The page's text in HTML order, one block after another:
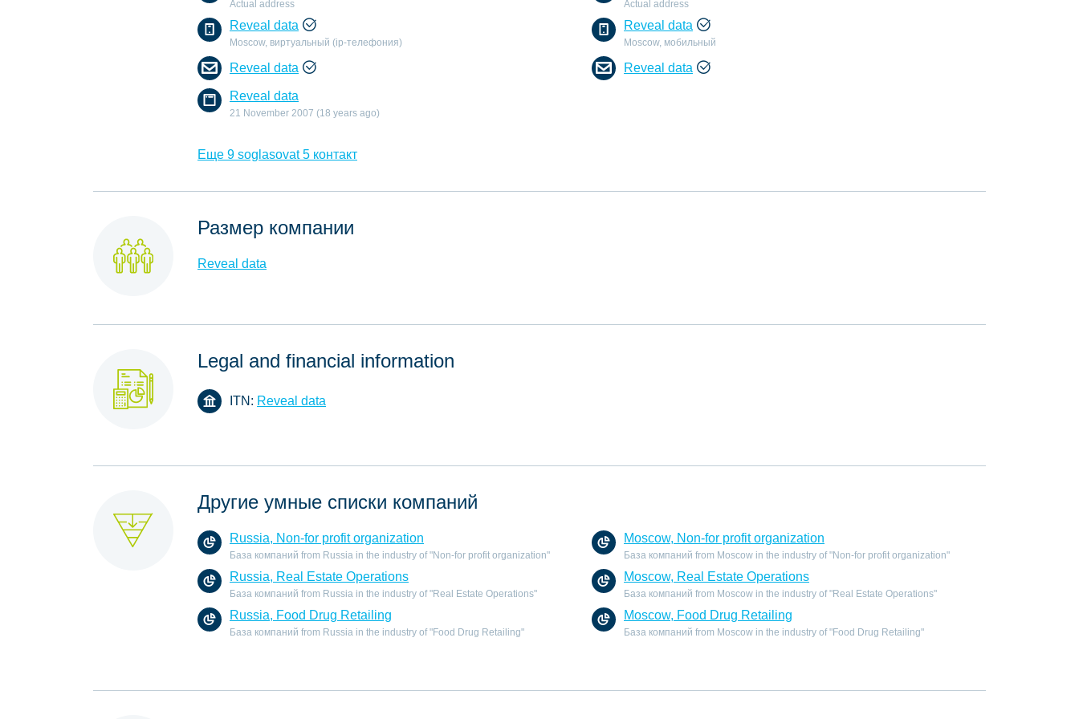
Actual address Actual address
Reveal data
Moscow, виртуальный (ip-телефония)
Reveal data
Moscow, мобильный
Reveal data Reveal data
Reveal data
21 November 2007 (18 years ago)
Еще 9 soglasovat 5 контакт
Размер компании
Reveal data
Legal and financial information
ITN: Reveal data
Другие умные списки компаний
Russia, Non-for profit organization
База компаний from Russia in the industry of "Non-for profit organization"
Moscow, Non-for profit organization
База компаний from Moscow in the industry of "Non-for profit organization"
Russia, Real Estate Operations
База компаний from Russia in the industry of "Real Estate Operations"
Moscow, Real Estate Operations
База компаний from Moscow in the industry of "Real Estate Operations"
Russia, Food Drug Retailing
База компаний from Russia in the industry of "Food Drug Retailing"
Moscow, Food Drug Retailing
База компаний from Moscow in the industry of "Food Drug Retailing"